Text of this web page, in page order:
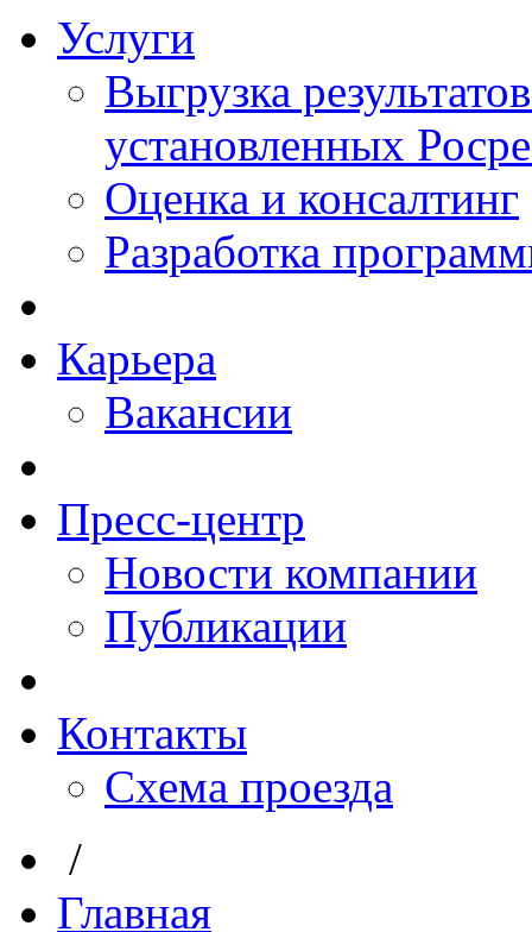
Услуги
Выгрузка
установленных
Оценка и консалтинг
Разработка
Карьера
Вакансии
Пресс-центр
Новости компании
Публикации
Контакты
Схема проезда
/
Главная